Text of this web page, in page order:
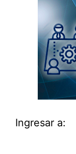
Ingresar a: